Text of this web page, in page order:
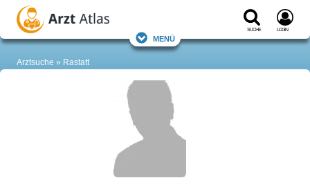
Suche Login
Menü
Arztsuche Rastatt